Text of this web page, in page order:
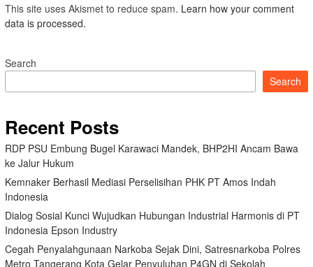
This site uses Akismet to reduce spam. Learn how your comment
data is processed.
Search
Search
Recent Posts
RDP PSU Embung Bugel Karawaci Mandek, BHP2HI Ancam Bawa
ke Jalur Hukum
Kemnaker Berhasil Mediasi Perselisihan PHK PT Amos Indah
Indonesia
Dialog Sosial Kunci Wujudkan Hubungan Industrial Harmonis di PT
Indonesia Epson Industry
Cegah Penyalahgunaan Narkoba Sejak Dini, Satresnarkoba Polres
Metro Tangerang Kota Gelar Penyuluhan P4GN di Sekolah